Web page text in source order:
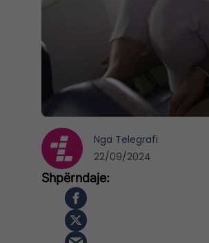
Nga Telegrafi
22/09/2024